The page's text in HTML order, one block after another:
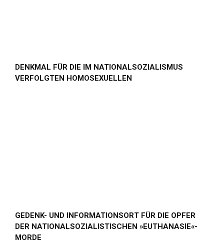
DENKMAL FÜR DIE IM NATIONALSOZIALISMUS
VERFOLGTEN HOMOSEXUELLEN
GEDENK- UND INFORMATIONSORT FÜR DIE OPFER
DER NATIONALSOZIALISTISCHEN »EUTHANASIE«-
MORDE